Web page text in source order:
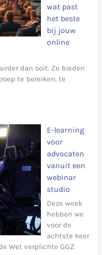
wat past
het beste
bij jouw
online
dan ooit. Ze bieden
te bereiken, te
E-learning
voor
advocaten
vanuit een
webinar
studio
Deze week
hebben we
voor de
achtste keer
Wet verplichte GGZ